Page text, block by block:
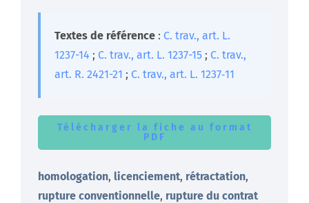
Textes de référence : C. trav., art. L.
1237-14 ; C. trav., art. L. 1237-15 ; C. trav.,
art. R. 2421-21 ; C. trav., art. L. 1237‐11
Télécharger la fiche au format
PDF
homologation, licenciement, rétractation,
rupture conventionnelle, rupture du contrat